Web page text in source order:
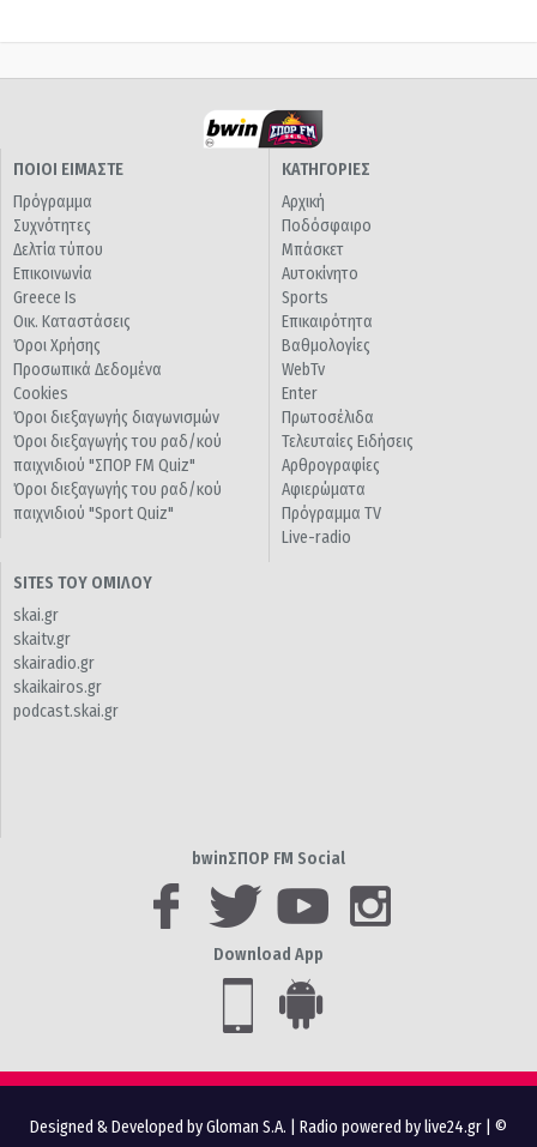
ΠΟΙΟΙ ΕΙΜΑΣΤΕ
Πρόγραμμα
Συχνότητες
Δελτία τύπου
Επικοινωνία
Greece Is
Οικ. Καταστάσεις
Όροι Χρήσης
Προσωπικά Δεδομένα
Cookies
Όροι διεξαγωγής διαγωνισμών
Όροι διεξαγωγής του ραδ/κού
παιχνιδιού "ΣΠΟΡ FM Quiz"
Όροι διεξαγωγής του ραδ/κού
παιχνιδιού "Sport Quiz"
ΚΑΤΗΓΟΡΙΕΣ
Αρχική
Ποδόσφαιρο
Μπάσκετ
Αυτοκίνητο
Sports
Επικαιρότητα
Βαθμολογίες
WebTv
Enter
Πρωτοσέλιδα
Τελευταίες Ειδήσεις
Αρθρογραφίες
Αφιερώματα
Πρόγραμμα TV
Live-radio
SITES ΤΟΥ ΟΜΙΛΟΥ
skai.gr
skaitv.gr
skairadio.gr
skaikairos.gr
podcast.skai.gr
bwinΣΠΟΡ FM Social
Download App
Designed & Developed by Gloman S.A. Radio powered by live24.gr | ©